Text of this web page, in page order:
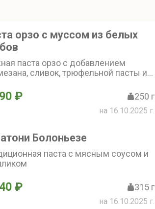
орзо с муссом из белых
паста орзо с добавлением
сливок, трюфельной пасты и
грибов
₽ 250 г
на 16.10.2025 г.
Болоньезе
паста с мясным соусом и
₽ 315 г
на 16.10.2025 г.